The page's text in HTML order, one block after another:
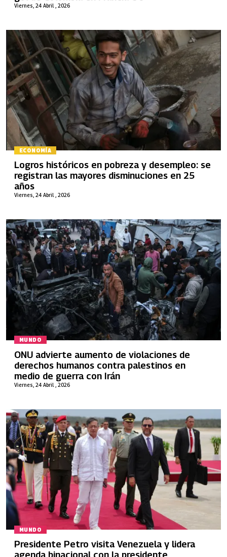
Viernes, 24 Abril , 2026
ECONOMÍA
Viernes, 24 Abril , 2026
Logros históricos en pobreza y desempleo: se
registran las mayores disminuciones en 25
años
MUNDO
Viernes, 24 Abril , 2026
ONU advierte aumento de violaciones de
derechos humanos contra palestinos en
medio de guerra con Irán
MUNDO
Presidente Petro visita Venezuela y lidera
agenda binacional con la presidente